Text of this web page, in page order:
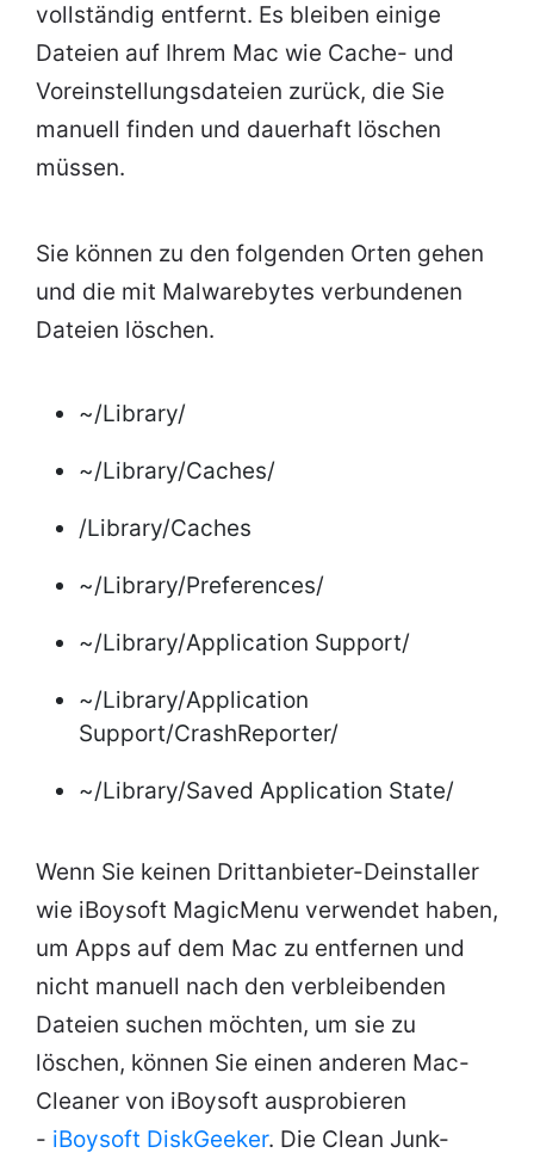
vollständig entfernt. Es bleiben einige
Dateien auf Ihrem Mac wie Cache- und
Voreinstellungsdateien zurück, die Sie
manuell finden und dauerhaft löschen
müssen.
Sie können zu den folgenden Orten gehen
und die mit Malwarebytes verbundenen
Dateien löschen.
~/Library/
~/Library/Caches/
/Library/Caches
~/Library/Preferences/
~/Library/Application Support/
~/Library/Application
Support/CrashReporter/
~/Library/Saved Application State/
Wenn Sie keinen Drittanbieter-Deinstaller
wie iBoysoft MagicMenu verwendet haben,
um Apps auf dem Mac zu entfernen und
nicht manuell nach den verbleibenden
Dateien suchen möchten, um sie zu
löschen, können Sie einen anderen Mac-
Cleaner von iBoysoft ausprobieren
- iBoysoft DiskGeeker. Die Clean Junk-